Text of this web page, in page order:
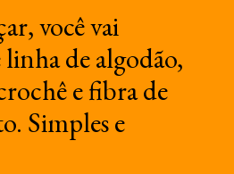
você vai
de algodão,
e fibra de
Simples e